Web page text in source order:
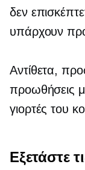
δεν
υπάρχουν
Αντίθετα,
προωθήσεις
γιορτές του
Εξετάστε